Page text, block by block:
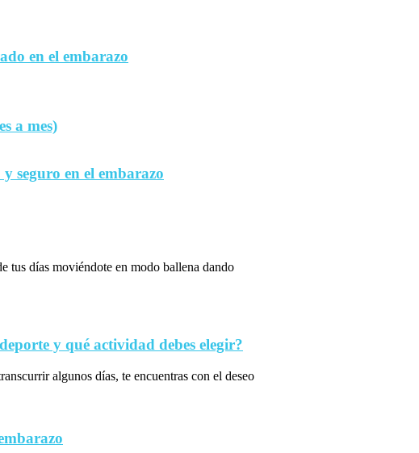
en el embarazo
a mes)
seguro en el embarazo
tus días moviéndote en modo ballena dando
y qué actividad debes elegir?
algunos días, te encuentras con el deseo